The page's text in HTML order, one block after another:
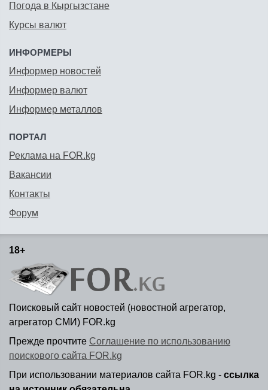
Погода в Кыргызстане
Курсы валют
ИНФОРМЕРЫ
Информер новостей
Информер валют
Информер металлов
ПОРТАЛ
Реклама на FOR.kg
Вакансии
Контакты
Форум
18+
Поисковый сайт новостей (новостной агрегатор,
агрегатор СМИ) FOR.kg
Прежде прочтите Соглашение по использованию
поискового сайта FOR.kg
При использовании материалов сайта FOR.kg - ссылка